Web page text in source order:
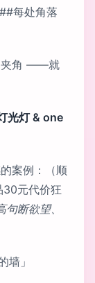
每处角落
夹角 ——就
光灯 & one
案例：（顺
30元代价狂
断欲望、
」